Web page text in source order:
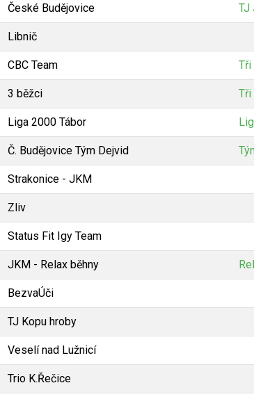
České Budějovice TJ
Libnič
CBC Team Tři
3 běžci Tři
Liga 2000 Tábor
Č. Budějovice Tým Dejvid
Strakonice - JKM
Zliv
Status Fit Igy Team
JKM - Relax běhny
BezvaÚči
TJ Kopu hroby
Veselí nad Lužnicí
Trio K.Řečice